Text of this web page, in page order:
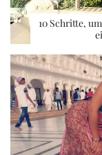
10 Schritte,